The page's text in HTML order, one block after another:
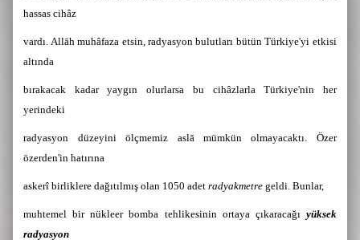
hassas cihâz
vardı. Allāh muhâfaza etsin, radyasyon bulutları bütün Türkiye'yi etkisi
altında
bırakacak kadar yaygın olurlarsa bu cihâzlarla Türkiye'nin her
yerindeki
radyasyon düzeyini ölçmemiz aslā mümkün olmayacaktı. Özer
özerden'in hatırına
askerî birliklere dağıtılmış olan 1050 adetradyakmetregeldi. Bunlar,
muhtemel bir nükleer bomba tehlikesinin ortaya çıkaracağı yüksek
radyasyon